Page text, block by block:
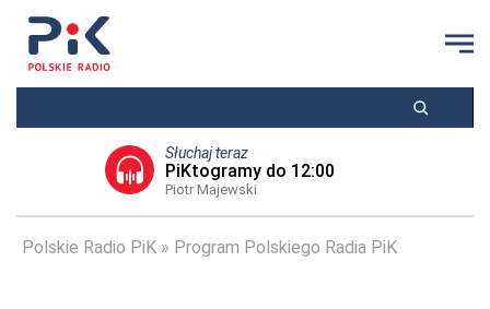
Słuchaj teraz
PiKtogramy do 12:00
Piotr Majewski
Polskie Radio PiK Program Polskiego Radia PiK